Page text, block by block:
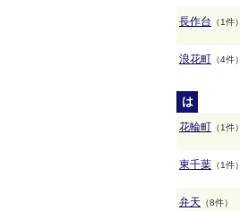
長作台 （1件）
浪花町 （4件）
は
花輪町 （1件）
東千葉 （1件）
弁天 （8件）